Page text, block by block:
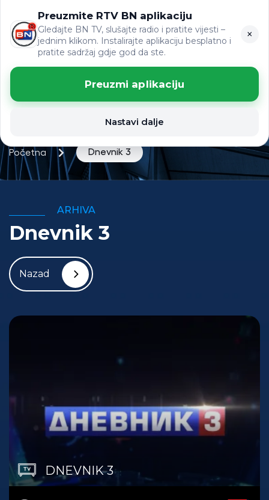
VIJESTI LAT
Preuzmite RTV BN aplikaciju
Gledajte BN TV, slušajte radio i pratite vijesti –
jednim klikom. Instalirajte aplikaciju besplatno i
pratite sadržaj gdje god da ste.
×
Preuzmi aplikaciju
Nastavi dalje
Početna Dnevnik 3
ARHIVA
Dnevnik 3
Nazad
DNEVNIK 3